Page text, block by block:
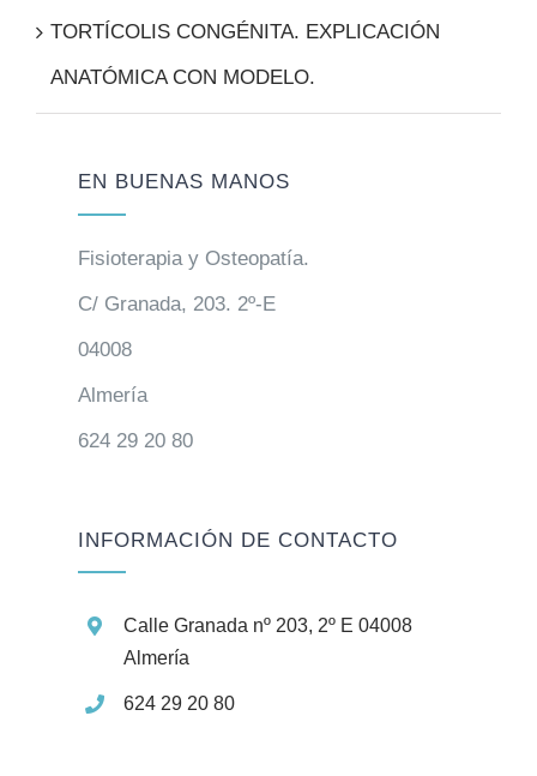
TORTÍCOLIS CONGÉNITA. EXPLICACIÓN
ANATÓMICA CON MODELO.
EN BUENAS MANOS
Fisioterapia y Osteopatía.
C/ Granada, 203. 2º-E
04008
Almería
624 29 20 80
INFORMACIÓN DE CONTACTO
Calle Granada nº 203, 2º E 04008
Almería
624 29 20 80